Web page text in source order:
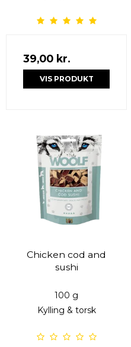
39,00 kr.
VIS PRODUKT
Chicken cod and
sushi
100 g
Kylling & torsk